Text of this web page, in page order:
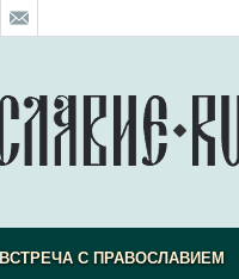
ВСТРЕЧА С ПРАВОСЛАВИЕМ